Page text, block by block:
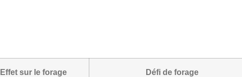
Effet sur le forage Défi de forage